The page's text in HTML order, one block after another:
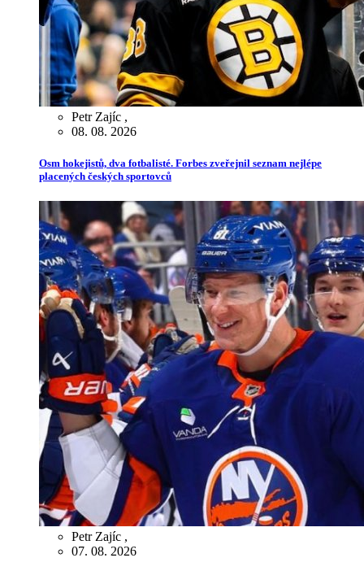
Petr Zajíc ,
08. 08. 2026
Osm hokejistů, dva fotbalisté. Forbes zveřejnil seznam nejlépe
placených českých sportovců
Petr Zajíc ,
07. 08. 2026